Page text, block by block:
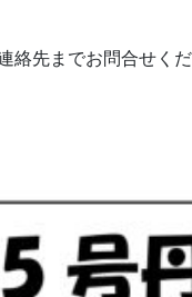
絡先までお問合せくだ